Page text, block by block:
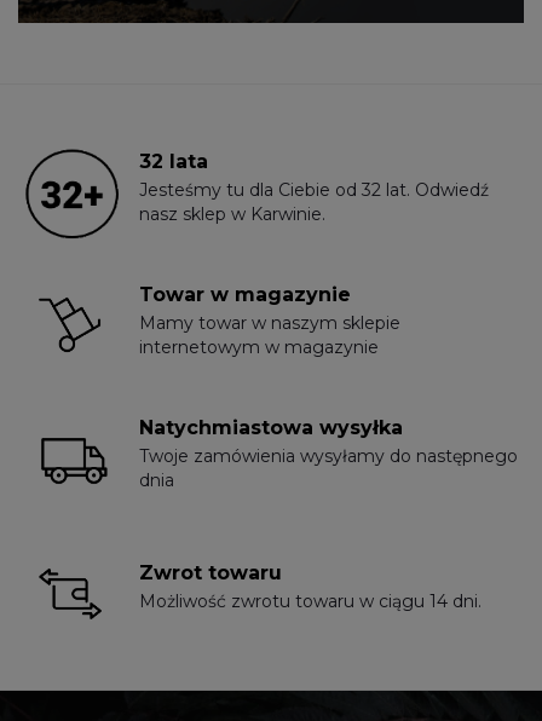
32 lata
Jesteśmy tu dla Ciebie od 32 lat. Odwiedź
nasz sklep w Karwinie.
Towar w magazynie
Mamy towar w naszym sklepie
internetowym w magazynie
Natychmiastowa wysyłka
Twoje zamówienia wysyłamy do następnego
dnia
Zwrot towaru
Możliwość zwrotu towaru w ciągu 14 dni.